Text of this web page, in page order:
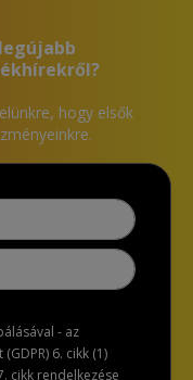
hogy elsők
- az
6. cikk (1)
cikk rendelkezése